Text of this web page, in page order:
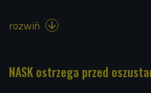
rozwiń 
NASK ostrzega przed